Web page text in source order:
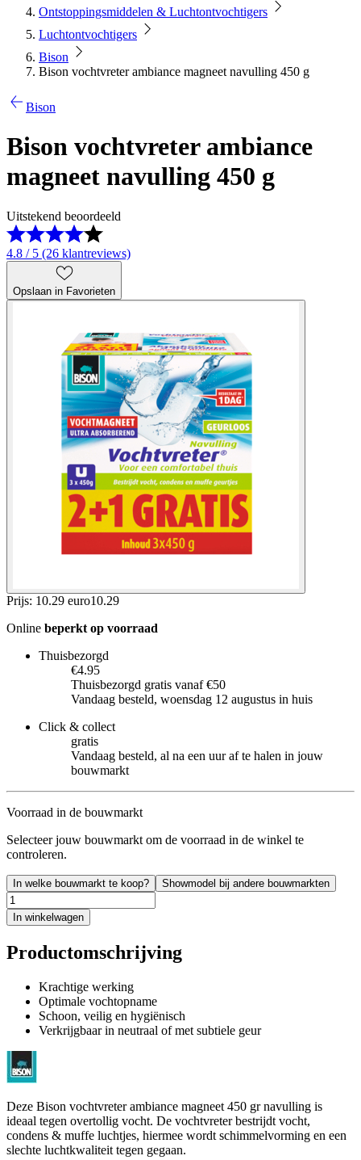
Ontstoppingsmiddelen & Luchtontvochtigers
Luchtontvochtigers
Bison
Bison vochtvreter ambiance magneet navulling 450 g
Bison
Bison vochtvreter ambiance
magneet navulling 450 g
Uitstekend beoordeeld
4.8 / 5 (26 klantreviews)
Opslaan in Favorieten
Prijs: 10.29 euro10.29
Online beperkt op voorraad
Thuisbezorgd
€4.95
Thuisbezorgd gratis vanaf €50
Vandaag besteld, woensdag 12 augustus in huis
Click & collect
gratis
Vandaag besteld, al na een uur af te halen in jouw
bouwmarkt
Voorraad in de bouwmarkt
Selecteer jouw bouwmarkt om de voorraad in de winkel te
controleren.
In welke bouwmarkt te koop? Showmodel bij andere bouwmarkten
In winkelwagen
Productomschrijving
Krachtige werking
Optimale vochtopname
Schoon, veilig en hygiënisch
Verkrijgbaar in neutraal of met subtiele geur
Deze Bison vochtvreter ambiance magneet 450 gr navulling is
ideaal tegen overtollig vocht. De vochtvreter bestrijdt vocht,
condens & muffe luchtjes, hiermee wordt schimmelvorming en een
slechte luchtkwaliteit tegen gegaan.